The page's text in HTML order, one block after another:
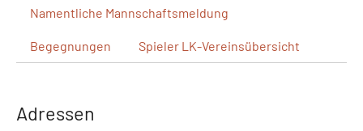
Namentliche Mannschaftsmeldung
Begegnungen Spieler LK-Vereinsübersicht
Adressen